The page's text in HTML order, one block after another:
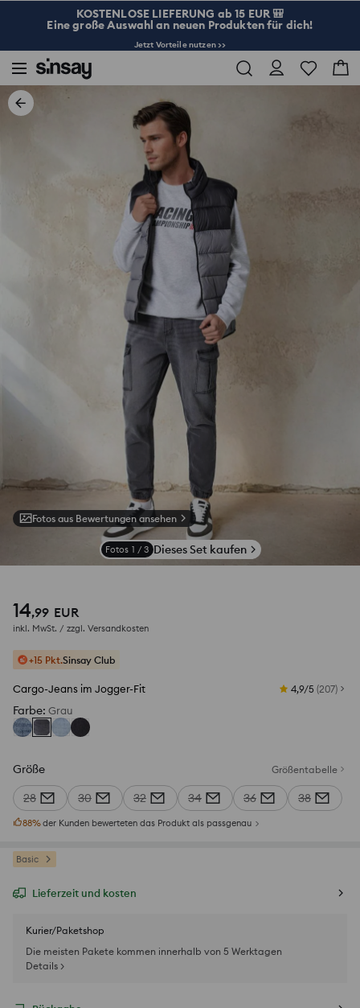
KOSTENLOSE LIEFERUNG ab 15 EUR 🎒
Eine große Auswahl an neuen Produkten für dich!
Jetzt Vorteile nutzen >>
Fotos aus Bewertungen ansehen
Fotos 1 / 3 Dieses Set kaufen
14,99 EUR
inkl. MwSt. / zzgl. Versandkosten
+15 Pkt.Sinsay Club
Cargo-Jeans im Jogger-Fit 4,9/5 (207)
Farbe: Grau
Größe Größentabelle
28 30 32 34 36 38
88%der Kunden bewerteten das Produkt als passgenau
Basic
Lieferzeit und kosten
Kurier/Paketshop
Die meisten Pakete kommen innerhalb von 5 Werktagen
Details >